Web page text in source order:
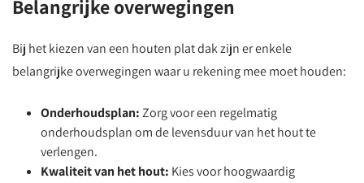
Belangrijke overwegingen
Bij het kiezen van een houten plat dak zijn er enkele
belangrijke overwegingen waar u rekening mee moet houden:
Onderhoudsplan:Zorg voor een regelmatig
onderhoudsplan om de levensduur van het hout te
verlengen.
Kwaliteit van het hout: Kies voor hoogwaardig